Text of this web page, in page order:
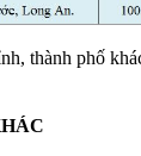
thành phố